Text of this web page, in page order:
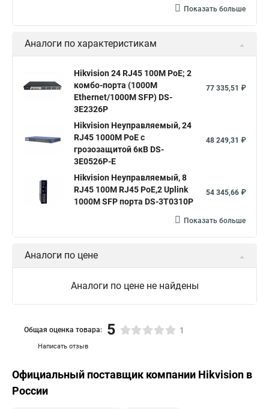
Показать больше
Аналоги по характеристикам
Hikvision 24 RJ45 100M PoE; 2
комбо-порта (1000М
Ethernet/1000M SFP) DS-
3E2326P
77 335,51 ₽
Hikvision Неуправляемый, 24
RJ45 1000M PoE с
грозозащитой 6кВ DS-
3E0526P-E
48 249,31 ₽
Hikvision Неуправляемый, 8
RJ45 100M RJ45 PoE,2 Uplink
1000М SFP порта DS-3T0310P
54 345,66 ₽
Показать больше
Аналоги по цене
Аналоги по цене не найдены
Написать отзыв
Общая оценка товара: 5 1
Официальный поставщик компании Hikvision в
России